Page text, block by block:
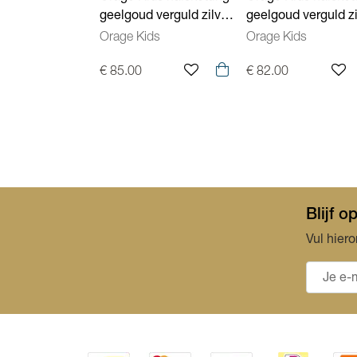
geelgoud verguld zilver
met zirconium 41cm
Orage Kids
€ 85.00
geelgoud verguld
met zirconium
Orage Kids
€ 82.00
Blijf
Vul